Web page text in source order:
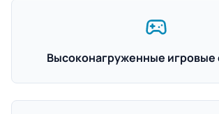
Высоконагруженные игровые